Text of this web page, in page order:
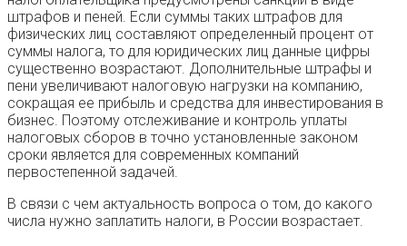
штрафов и пеней. Если суммы таких штрафов для
физических лиц составляют определенный процент от
суммы налога, то для юридических лиц данные цифры
существенно возрастают. Дополнительные штрафы и
пени увеличивают налоговую нагрузки на компанию,
сокращая ее прибыль и средства для инвестирования в
бизнес. Поэтому отслеживание и контроль уплаты
налоговых сборов в точно установленные законом
сроки является для современных компаний
первостепенной задачей.
В связи с чем актуальность вопроса о том, до какого
числа нужно заплатить налоги, в России возрастает.